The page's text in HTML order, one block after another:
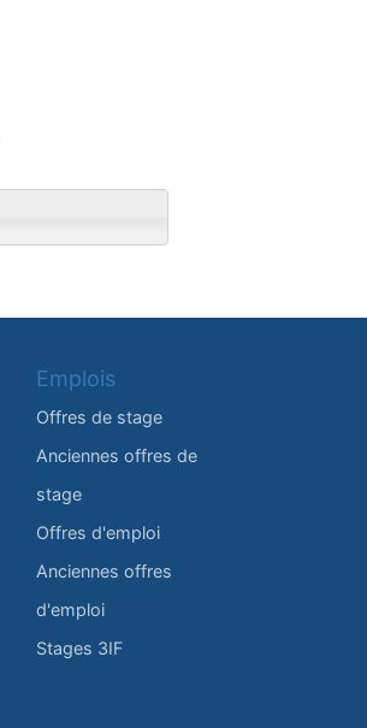
Emplois
Offres de stage
Anciennes offres de
stage
Offres d'emploi
Anciennes offres
d'emploi
Stages 3IF